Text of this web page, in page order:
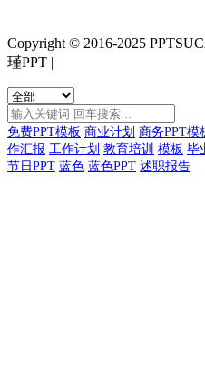
Copyright © 2016-2025
瑾PPT |
免费PPT模板 商业计划 商务PPT模
作汇报 工作计划 教育培训 模板 毕
节日PPT 蓝色 蓝色PPT 述职报告